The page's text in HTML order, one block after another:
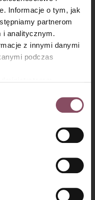
Informacje o tym, jak
partnerom
i analitycznym.
z innymi danymi
podczas
14/15 więcej
osobowych oraz
Polityce
prezentuje!
×